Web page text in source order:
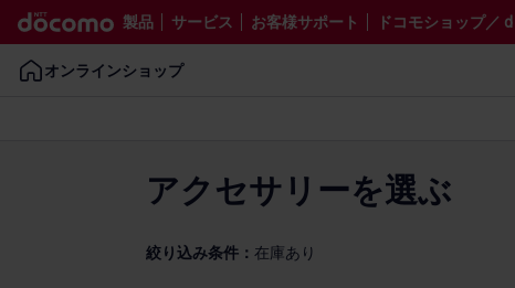
製品 サービス お客様サポート ドコモショップ／
オンラインショップ
アクセサリーを​選ぶ
絞り込み条件： 在庫あり